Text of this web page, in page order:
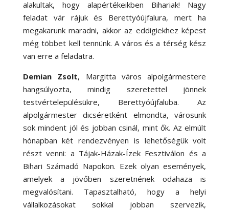
alakultak, hogy alapértékeikben Bihariak! Nagy
feladat vár rájuk és Berettyóújfalura, mert ha
megakarunk maradni, akkor az eddigiekhez képest
még többet kell tennünk. A város és a térség kész
van erre a feladatra.
Demian Zsolt, Margitta város alpolgármestere
hangsúlyozta, mindig szeretettel jönnek
testvértelepülésükre, Berettyóújfaluba. Az
alpolgármester dicséretként elmondta, városunk
sok mindent jól és jobban csinál, mint ők. Az elmúlt
hónapban két rendezvényen is lehetőségük volt
részt venni: a Tájak-Házak-Ízek Fesztiválon és a
Bihari Számadó Napokon. Ezek olyan események,
amelyek a jövőben szeretnének odahaza is
megvalósítani. Tapasztalható, hogy a helyi
vállalkozásokat sokkal jobban szervezik,